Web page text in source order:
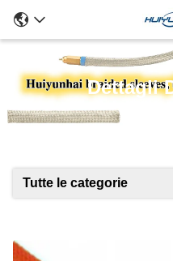
Dettagli
Tutte le categorie